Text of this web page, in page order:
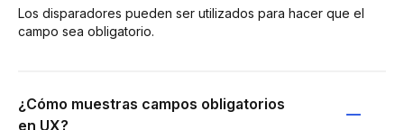
Los disparadores pueden ser utilizados para hacer que el
campo sea obligatorio.
¿Cómo muestras campos obligatorios
en UX?